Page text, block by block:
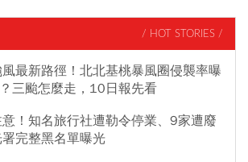
/ HOT STORIES /
最新路徑！北北基桃暴風圈侵襲率曝
三颱怎麼走，10日報先看
！知名旅行社遭勒令停業、9家遭廢
完整黑名單曝光